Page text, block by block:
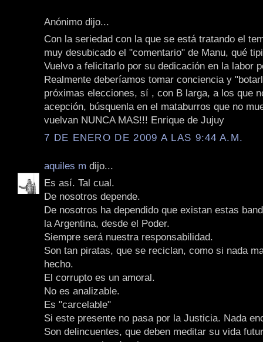
Anónimo dijo...
Con la seriedad con la que se está tratando el
muy desubicado el "comentario" de Manu, qué
Vuelvo a felicitarlo por su dedicación en la labor
Realmente deberíamos tomar conciencia y
próximas elecciones, sí , con B larga, a los que
acepción, búsquenla en el mataburros que no
vuelvan NUNCA MAS!!! Enrique de Jujuy
7 DE ENERO DE 2009 A LAS 9:44 A.M.
aquiles m dijo...
Es así. Tal cual.
De nosotros depende.
De nosotros ha dependido que existan estas
la Argentina, desde el Poder.
Siempre será nuestra responsabilidad.
Son tan piratas, que se reciclan, como si nada
hecho.
El corrupto es un amoral.
No es analizable.
Es "carcelable"
Si este presente no pasa por la Justicia. Nada
Son delincuentes, que deben meditar su vida